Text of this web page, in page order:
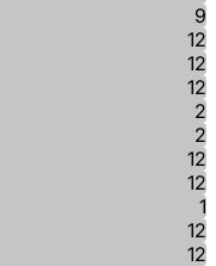
9
12
12
12
2
2
12
12
1
12
12